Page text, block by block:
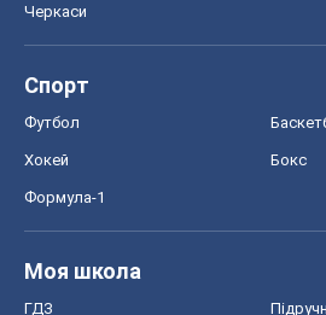
Черкаси
Спорт
Футбол
Хокей Бокс
Формула-1
Моя школа
ГДЗ